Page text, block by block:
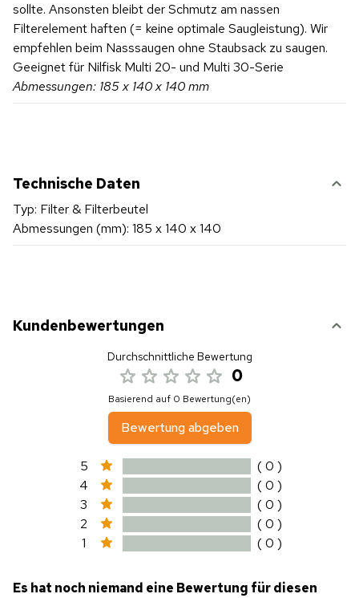
sollte. Ansonsten bleibt der Schmutz am nassen
Filterelement haften (= keine optimale Saugleistung). Wir
empfehlen beim Nasssaugen ohne Staubsack zu saugen.
Geeignet für Nilfisk Multi 20- und Multi 30-Serie
Abmessungen: 185 x 140 x 140 mm
Technische Daten
Typ: Filter & Filterbeutel
Abmessungen (mm): 185 x 140 x 140
Kundenbewertungen
Durchschnittliche Bewertung
0
Basierend auf 0 Bewertung(en)
Bewertung abgeben
5
( 0 )
4
( 0 )
3
( 0 )
2
( 0 )
1
( 0 )
Es hat noch niemand eine Bewertung für diesen